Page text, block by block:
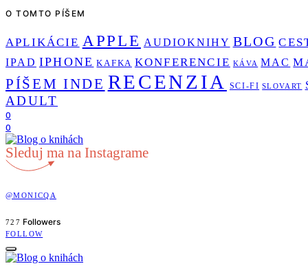
O TOMTO PÍŠEM
APLIKÁCIE APPLE AUDIOKNIHY BLOG
IPAD IPHONE KAFKA KONFERENCIE KÁVA MAC
PÍŠEM INDE RECENZIA SCI-FI SLOVART
ADULT
0
0
Sleduj ma na Instagrame
@MONICQA
727 Followers
FOLLOW